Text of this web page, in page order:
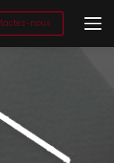
nous